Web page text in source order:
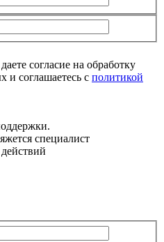
согласие на обработку
и соглашаетесь с политикой
специалист